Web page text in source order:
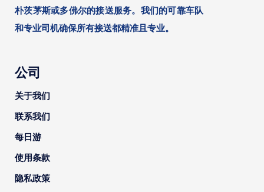
朴茨茅斯或多佛尔的接送服务。我们的可靠车队
和专业司机确保所有接送都精准且专业。
公司
关于我们
联系我们
每日游
使用条款
隐私政策